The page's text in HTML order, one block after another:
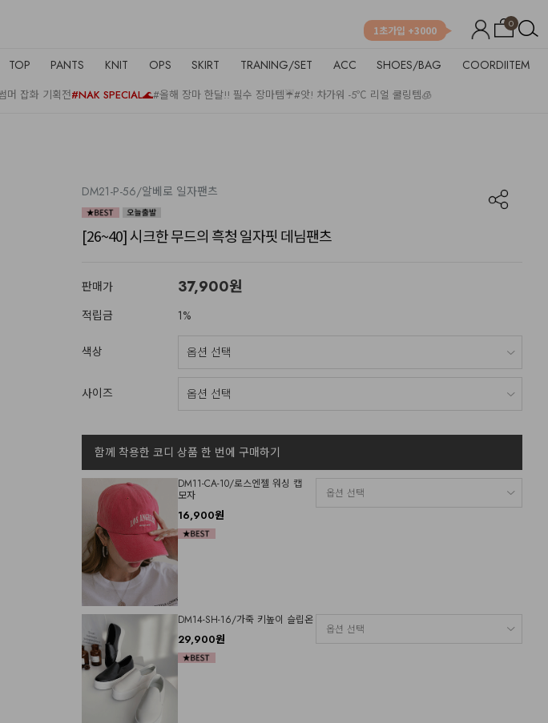
0
1초가입 +3000
TOP PANTS KNIT OPS SKIRT TRANING/SET ACC SHOES/BAG COORDIITEM
머 잡화 기획전#NAK SPECIAL🌊#올해 장마 한달!! 필수 장마템☔#앗! 차가워 -5℃ 리얼 쿨링템🧊
DM21-P-56/알베로 일자팬츠
[26~40] 시크한 무드의 흑청 일자핏 데님팬츠
판매가 37,900원
적립금 1%
색상
사이즈
함께 착용한 코디 상품 한 번에 구매하기
DM11-CA-10/로스엔젤 워싱 캡
모자
16,900원
DM14-SH-16/가죽 키높이 슬립온
29,900원